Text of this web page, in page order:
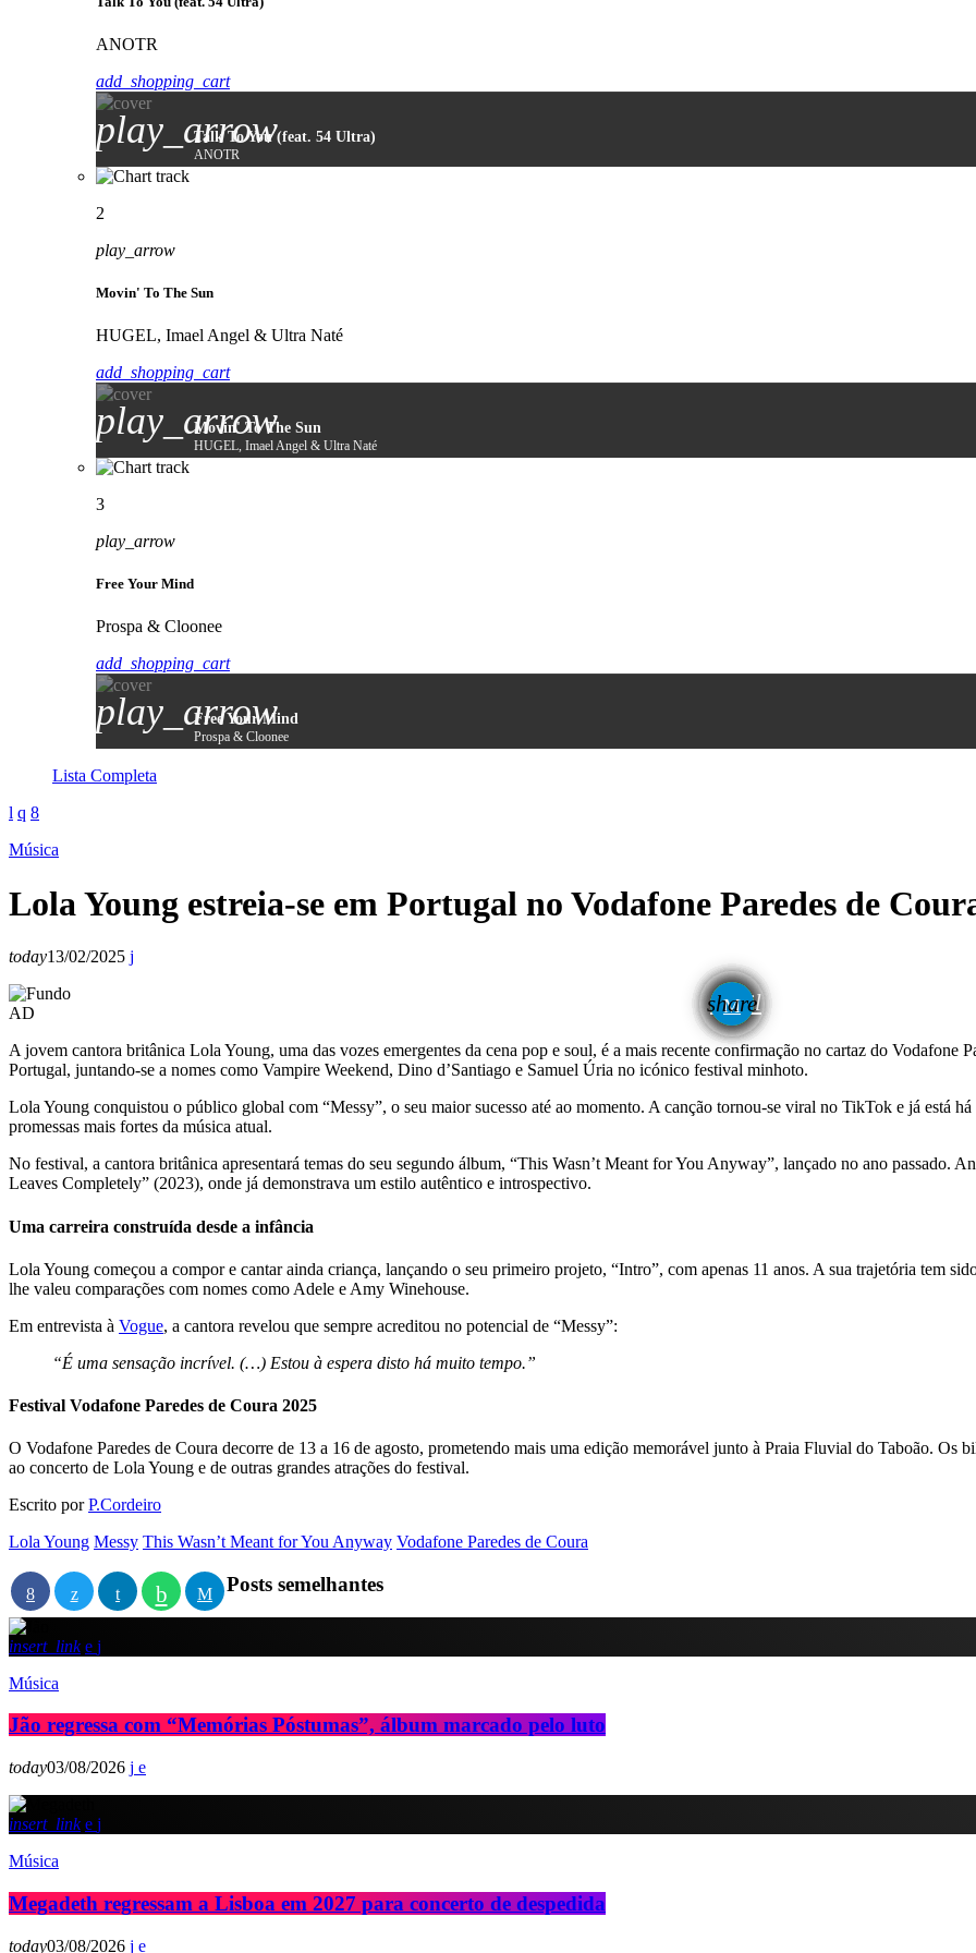
ANOTR
add_shopping_cart
play_arrowTalk To You (feat. 54 Ultra)
ANOTR
2
play_arrow
Movin' To The Sun
HUGEL, Imael Angel & Ultra Naté
add_shopping_cart
play_arrow
Movin' To The Sun
HUGEL, Imael Angel & Ultra Naté
3
play_arrow
Free Your Mind
Prospa & Cloonee
add_shopping_cart
play_arrow
Free Your Mind
Prospa & Cloonee
Lista Completa
Música
Lola Young estreia-se em Portugal no Vodafone Paredes de
today13/02/2025
share
email
AD
A jovem cantora britânica Lola Young, uma das vozes emergentes da cena pop e soul, é a mais recente confirmação no cartaz do Vodafone
Portugal, juntando-se a nomes como Vampire Weekend, Dino d’Santiago e Samuel Úria no icónico festival minhoto.
Lola Young conquistou o público global com “Messy”, o seu maior sucesso até ao momento. A canção tornou-se viral no TikTok e já está
promessas mais fortes da música atual.
No festival, a cantora britânica apresentará temas do seu segundo álbum, “This Wasn’t Meant for You Anyway”, lançado no ano passado.
Leaves Completely” (2023), onde já demonstrava um estilo autêntico e introspectivo.
Uma carreira construída desde a infância
Lola Young começou a compor e cantar ainda criança, lançando o seu primeiro projeto, “Intro”, com apenas 11 anos. A sua trajetória tem
lhe valeu comparações com nomes como Adele e Amy Winehouse.
Em entrevista à Vogue, a cantora revelou que sempre acreditou no potencial de “Messy”:
“É uma sensação incrível. (…) Estou à espera disto há muito tempo.”
Festival Vodafone Paredes de Coura 2025
O Vodafone Paredes de Coura decorre de 13 a 16 de agosto, prometendo mais uma edição memorável junto à Praia Fluvial do Taboão. Os
ao concerto de Lola Young e de outras grandes atrações do festival.
Escrito porP.Cordeiro
Lola Young Messy This Wasn’t Meant for You Anyway Vodafone Paredes de Coura
Posts semelhantes
insert_link
Música
Jão regressa com “Memórias Póstumas”, álbum marcado pelo luto
today03/08/2026
insert_link
Música
Megadeth regressam a Lisboa em 2027 para concerto de despedida
today03/08/2026